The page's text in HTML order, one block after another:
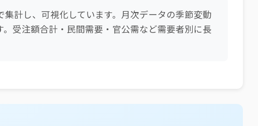
計し、可視化しています。月次データの季節変動
受注額合計・民間需要・官公需など需要者別に長